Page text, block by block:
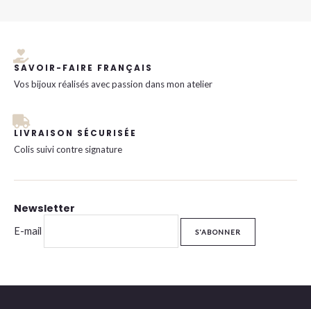
SAVOIR-FAIRE FRANÇAIS
Vos bijoux réalisés avec passion dans mon atelier
LIVRAISON SÉCURISÉE
Colis suivi contre signature
Newsletter
E-mail